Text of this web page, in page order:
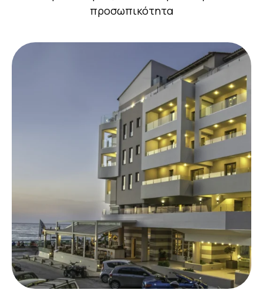
προσωπικότητα